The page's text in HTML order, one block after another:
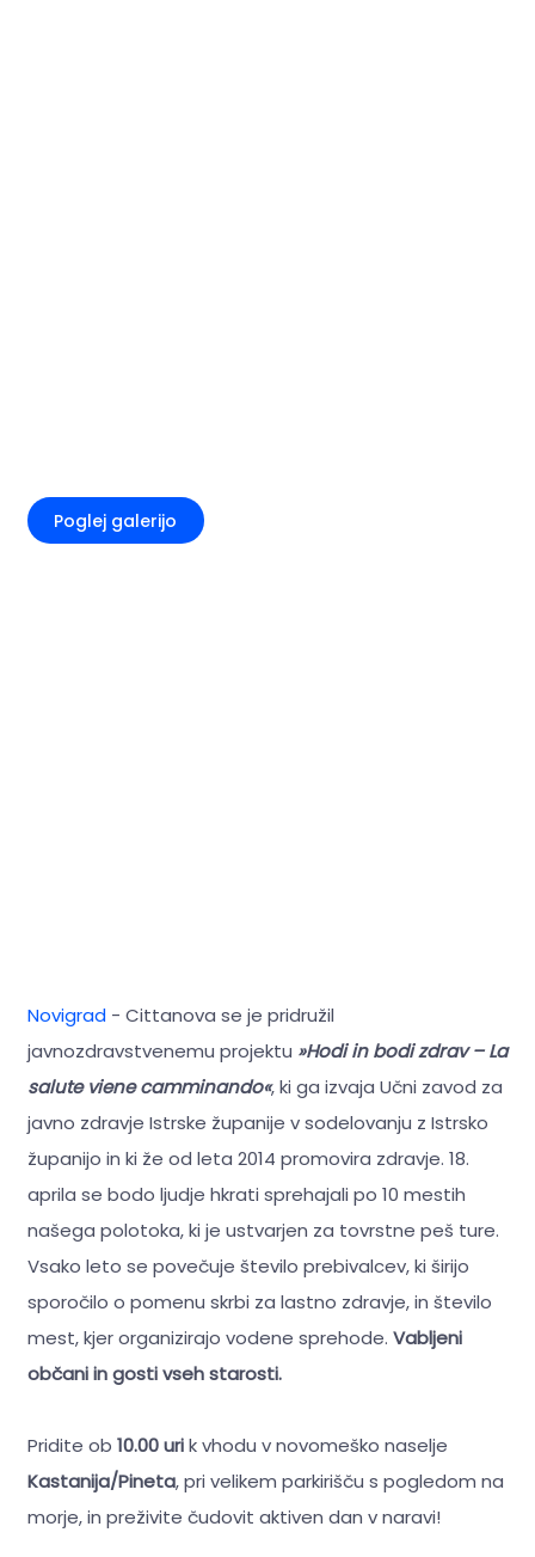
Poglej galerijo
Novigrad- Cittanova se je pridružil
javnozdravstvenemu projektu »Hodi in bodi zdrav – La
salute viene camminando«, ki ga izvaja Učni zavod za
javno zdravje Istrske županije v sodelovanju z Istrsko
županijo in ki že od leta 2014 promovira zdravje. 18.
aprila se bodo ljudje hkrati sprehajali po 10 mestih
našega polotoka, ki je ustvarjen za tovrstne peš ture.
Vsako leto se povečuje število prebivalcev, ki širijo
sporočilo o pomenu skrbi za lastno zdravje, in število
mest, kjer organizirajo vodene sprehode. Vabljeni
občani in gosti vseh starosti.
Pridite ob 10.00 urik vhodu v novomeško naselje
Kastanija/Pineta, pri velikem parkirišču s pogledom na
morje, in preživite čudovit aktiven dan v naravi!